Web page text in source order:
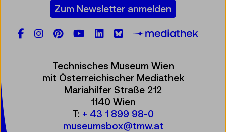
Zum Newsletter anmelden
Facebook
Instagram
Pinterest
YouTube
LinkedIn
Bluesky
Technisches Museum Wien
mit Österreichischer Mediathek
Mariahilfer Straße 212
1140 Wien
T: + 43 1 899 98-0
museumsbox@tmw.at